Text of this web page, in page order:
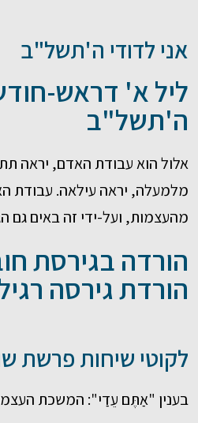
אני לדודי ה'תשל"ב
ליל א' דראש-
ה'תשל"ב
אלול הוא עבודת האדם, יראה
מלמעלה, יראה עילאה. עבודת
מהעצמות, ועל-ידי זה באים גם
הורדה בגירסת
הורדת גירסה
לקוטי שיחות פרשת
בענין "אַתֶּם עֵדַי": המשכת